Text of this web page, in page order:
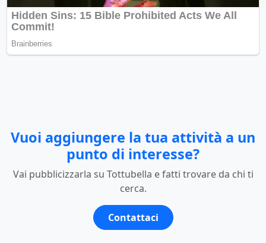
Vuoi aggiungere la tua attività a un
punto di interesse?
Vai pubblicizzarla su Tottubella e fatti trovare da chi ti
cerca.
Contattaci